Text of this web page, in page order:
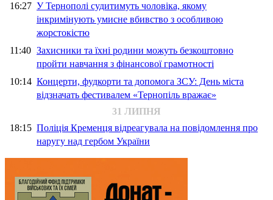
16:27 У Тернополі судитимуть чоловіка, якому
інкримінують умисне вбивство з особливою
жорстокістю
11:40 Захисники та їхні родини можуть безкоштовно
пройти навчання з фінансової грамотності
10:14 Концерти, фудкорти та допомога ЗСУ: День міста
відзначать фестивалем «Тернопіль вражає»
31 ЛИПНЯ
18:15 Поліція Кременця відреагувала на повідомлення про
наругу над гербом України